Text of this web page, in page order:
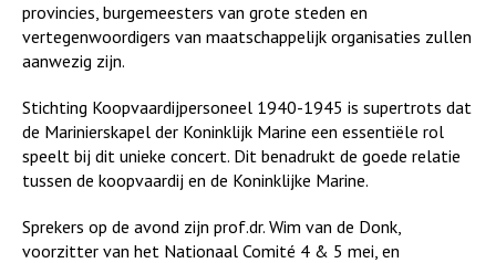
provincies, burgemeesters van grote steden en
vertegenwoordigers van maatschappelijk organisaties zullen
aanwezig zijn.
Stichting Koopvaardijpersoneel 1940-1945 is supertrots dat
de Marinierskapel der Koninklijk Marine een essentiële rol
speelt bij dit unieke concert. Dit benadrukt de goede relatie
tussen de koopvaardij en de Koninklijke Marine.
Sprekers op de avond zijn prof.dr. Wim van de Donk,
voorzitter van het Nationaal Comité 4 & 5 mei, en